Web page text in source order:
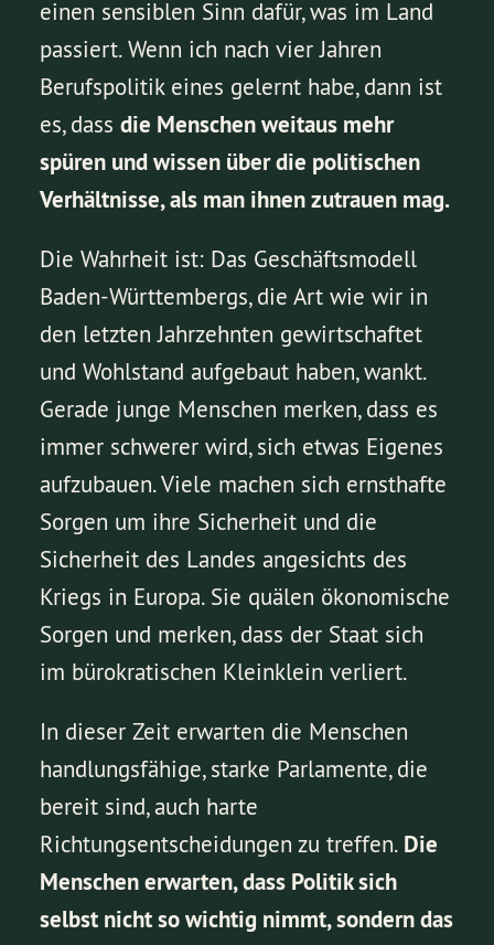
einen sensiblen Sinn dafür, was im Land
passiert. Wenn ich nach vier Jahren
Berufspolitik eines gelernt habe, dann ist
es, dassdie Menschen weitaus mehr
spüren und wissen über die politischen
Verhältnisse, als man ihnen zutrauen mag.
Die Wahrheit ist: Das Geschäftsmodell
Baden-Württembergs, die Art wie wir in
den letzten Jahrzehnten gewirtschaftet
und Wohlstand aufgebaut haben, wankt.
Gerade junge Menschen merken, dass es
immer schwerer wird, sich etwas Eigenes
aufzubauen. Viele machen sich ernsthafte
Sorgen um ihre Sicherheit und die
Sicherheit des Landes angesichts des
Kriegs in Europa. Sie quälen ökonomische
Sorgen und merken, dass der Staat sich
im bürokratischen Kleinklein verliert.
In dieser Zeit erwarten die Menschen
handlungsfähige, starke Parlamente, die
bereit sind, auch harte
Richtungsentscheidungen zu treffen. Die
Menschen erwarten, dass Politik sich
selbst nicht so wichtig nimmt, sondern das